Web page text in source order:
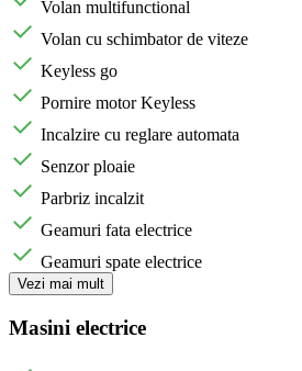
Volan multifunctional
Volan cu schimbator de viteze
Keyless go
Pornire motor Keyless
Incalzire cu reglare automata
Senzor ploaie
Parbriz incalzit
Geamuri fata electrice
Geamuri spate electrice
Vezi mai mult
Masini electrice